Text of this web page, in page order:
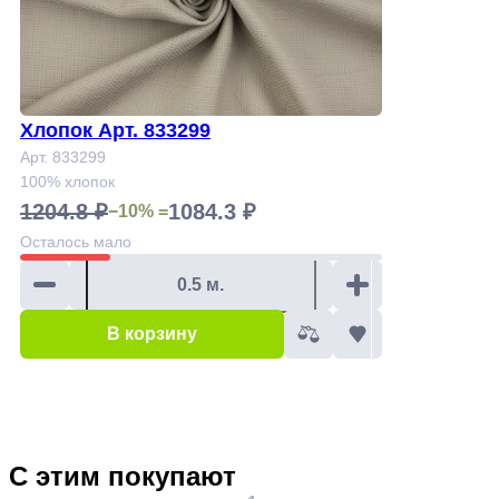
Хлопок Арт. 833299
Арт. 833299
100% хлопок
1204.8 ₽−10% =1084.3 ₽
Осталось мало
В корзину
С этим покупают